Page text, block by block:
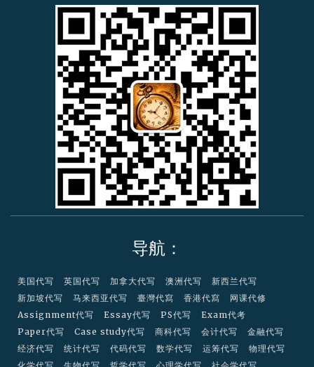
n y l s
a
s
e
r
c
a
r
d
导航：
美国代写 英国代写 加拿大代写 澳洲代写
新西兰代写
新加坡代写
马来西亚代写 臺灣代寫 香港代寫
网课代修
Assignment代写
Essay代写 PS代写
Exam代考
Paper代写
Case study代写 商科代写 会计代写
金融代写
经济代写
统计代写 代码代写 数学代写 运筹代写
物理代写